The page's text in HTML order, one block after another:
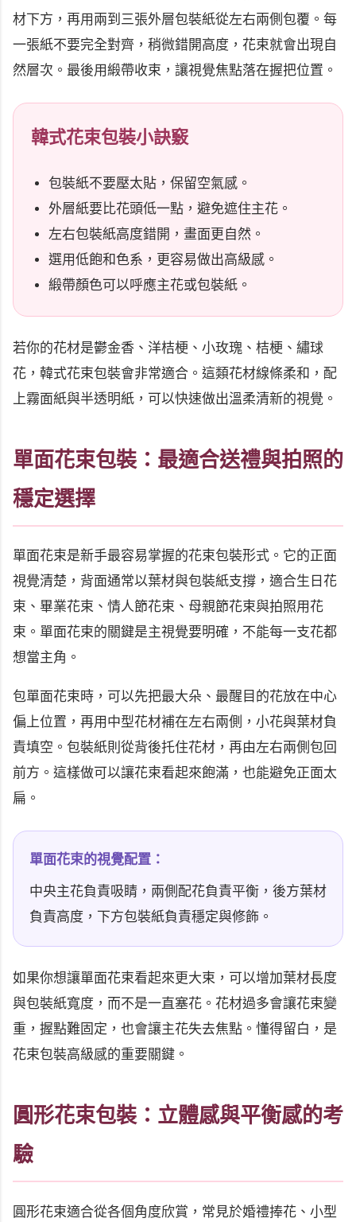
材下方，再用兩到三張外層包裝紙從左右兩側包覆。每
一張紙不要完全對齊，稍微錯開高度，花束就會出現自
然層次。最後用緞帶收束，讓視覺焦點落在握把位置。
韓式花束包裝小訣竅
包裝紙不要壓太貼，保留空氣感。
外層紙要比花頭低一點，避免遮住主花。
左右包裝紙高度錯開，畫面更自然。
選用低飽和色系，更容易做出高級感。
緞帶顏色可以呼應主花或包裝紙。
若你的花材是鬱金香、洋桔梗、小玫瑰、桔梗、繡球
花，韓式花束包裝會非常適合。這類花材線條柔和，配
上霧面紙與半透明紙，可以快速做出溫柔清新的視覺。
單面花束包裝：最適合送禮與拍照的
穩定選擇
單面花束是新手最容易掌握的花束包裝形式。它的正面
視覺清楚，背面通常以葉材與包裝紙支撐，適合生日花
束、畢業花束、情人節花束、母親節花束與拍照用花
束。單面花束的關鍵是主視覺要明確，不能每一支花都
想當主角。
包單面花束時，可以先把最大朵、最醒目的花放在中心
偏上位置，再用中型花材補在左右兩側，小花與葉材負
責填空。包裝紙則從背後托住花材，再由左右兩側包回
前方。這樣做可以讓花束看起來飽滿，也能避免正面太
扁。
單面花束的視覺配置：
中央主花負責吸睛，兩側配花負責平衡，後方葉材
負責高度，下方包裝紙負責穩定與修飾。
如果你想讓單面花束看起來更大束，可以增加葉材長度
與包裝紙寬度，而不是一直塞花。花材過多會讓花束變
重，握點難固定，也會讓主花失去焦點。懂得留白，是
花束包裝高級感的重要關鍵。
圓形花束包裝：立體感與平衡感的考
驗
圓形花束適合從各個角度欣賞，常見於婚禮捧花、小型